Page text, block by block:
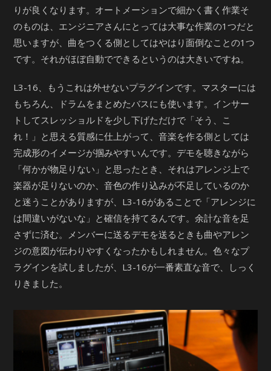
りが良くなります。オートメーションで細かく書く作業そ
のものは、エンジニアさんにとっては大事な作業の1つだと
思いますが、曲をつくる側としてはやはり面倒なことの1つ
です。それがほぼ自動でできるというのは大きいですね。
L3-16、もうこれは外せないプラグインです。マスターには
もちろん、ドラムをまとめたバスにも使います。インサー
トしてスレッショルドを少し下げただけで「そう、こ
れ！」と思える質感に仕上がって、音楽を作る側としては
完成形のイメージが掴みやすいんです。デモを聴きながら
「何かが物足りない」と思ったとき、それはアレンジ上で
楽器が足りないのか、音色の作り込みが不足しているのか
と迷うことがありますが、L3-16があることで「アレンジに
は間違いがないな」と確信を持てるんです。余計な音を足
さずに済む。メンバーに送るデモを送るときも曲やアレン
ジの意図が伝わりやすくなったかもしれません。色々なプ
ラグインを試しましたが、L3-16が一番素直な音で、しっく
りきました。